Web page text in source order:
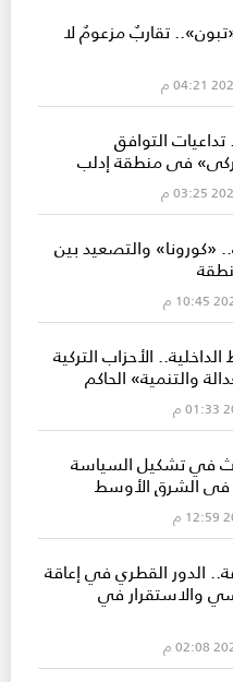
تقاربٌ مزعومٌ لا
التوافق
في منطقة إدلب
«كورونا» والتصعيد بين
الأحزاب التركية
والتنمية» الحاكم
في تشكيل السياسة
في الشرق الأوسط
الدور القطري في إعاقة
والاستقرار في